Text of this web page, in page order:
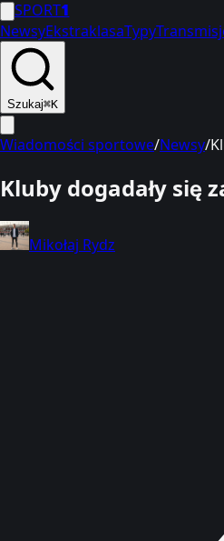
SPORT1
NewsyEkstraklasaTypy
Szukaj⌘K
Wiadomości sportowe/Newsy/
Kluby dogadały się
Mikołaj Rydz